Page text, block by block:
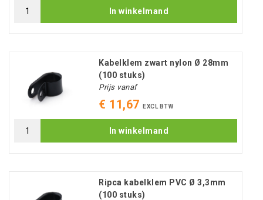
In winkelmand
Kabelklem zwart nylon Ø 28mm
(100 stuks)
Prijs vanaf
€ 11,67 EXCL BTW
In winkelmand
Ripca kabelklem PVC Ø 3,3mm
(100 stuks)